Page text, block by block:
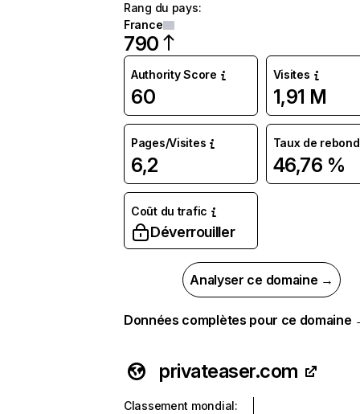
Rang du pays:
France
790
Authority Score
60
Visites
1,91 M
Pages/Visites
6,2
Taux de rebond
46,76 %
Coût du trafic
Déverrouiller
Analyser ce domaine →
Données complètes pour ce domaine
privateaser.com
Classement mondial: